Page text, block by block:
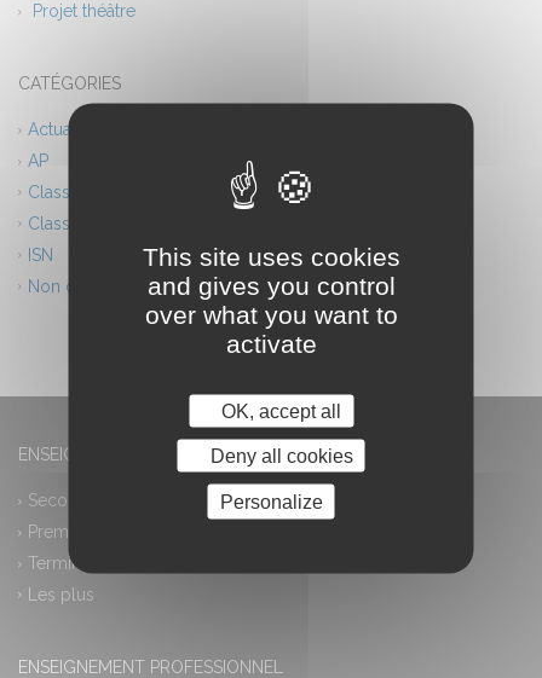
Projet théâtre
CATÉGORIES
Actualités
AP
Classes européennes
Classes innovantes
ISN
Non classé
ENSEIGNEMENT GÉNÉRAL
Seconde générale et technologique
Première générale
Terminale générale
Les plus
ENSEIGNEMENT PROFESSIONNEL
This site uses cookies
and gives you control
over what you want to
activate
OK, accept all
Deny all cookies
Personalize